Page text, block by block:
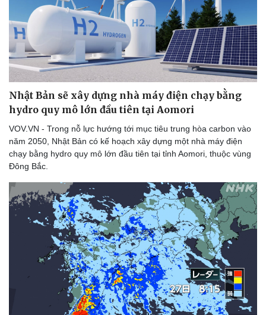
Nhật Bản sẽ xây dựng nhà máy điện chạy bằng
hydro quy mô lớn đầu tiên tại Aomori
VOV.VN - Trong nỗ lực hướng tới mục tiêu trung hòa carbon vào
năm 2050, Nhật Bản có kế hoạch xây dựng một nhà máy điện
chạy bằng hydro quy mô lớn đầu tiên tại tỉnh Aomori, thuộc vùng
Đông Bắc.